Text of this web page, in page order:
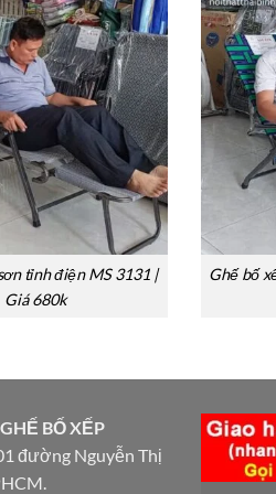
tỉnh điện MS 3131 |
Giá 680k
Ghế bố
BỐ XẾP
đường Nguyễn Thị